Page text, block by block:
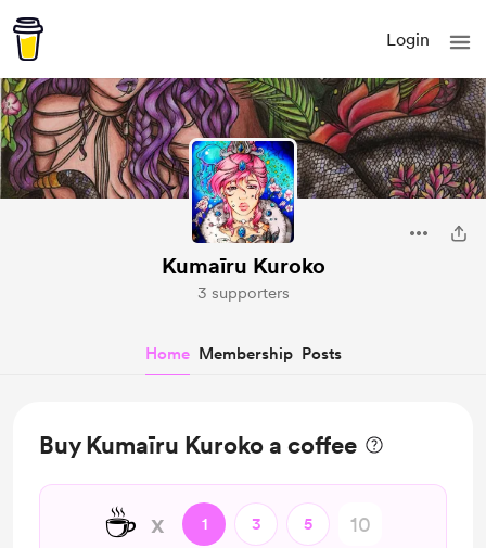
Login
Kumaīru Kuroko
3 supporters
Home Membership Posts
Buy Kumaīru Kuroko a coffee
☕ x 1 3 5